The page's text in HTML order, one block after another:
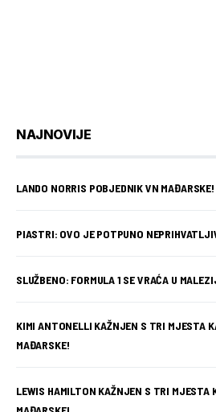
NAJNOVIJE
LANDO NORRIS POBJEDNIK VN MAĐARSKE!
PIASTRI: OVO JE POTPUNO
SLUŽBENO: FORMULA 1 SE VRAĆA U
KIMI ANTONELLI KAŽNJEN S TRI MJESTA
MAĐARSKE!
LEWIS HAMILTON KAŽNJEN S TRI MJESTA